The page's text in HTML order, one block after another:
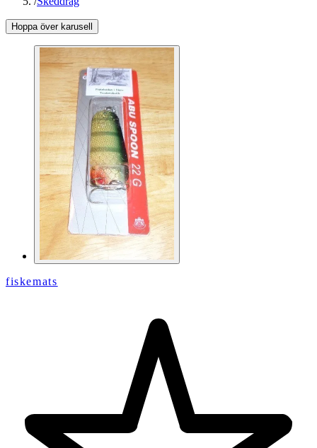
Hoppa över karusell
fiskemats